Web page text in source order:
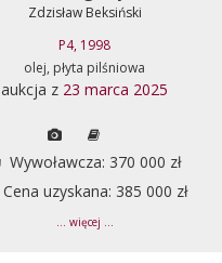
Zdzisław Beksiński
P4, 1998
olej, płyta pilśniowa
aukcja z 23 marca 2025
Wywoławcza: 370 000 zł
Cena uzyskana: 385 000 zł
... więcej ...